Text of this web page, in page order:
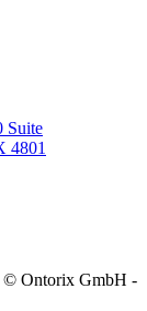
Suite
4801
© Ontorix GmbH -